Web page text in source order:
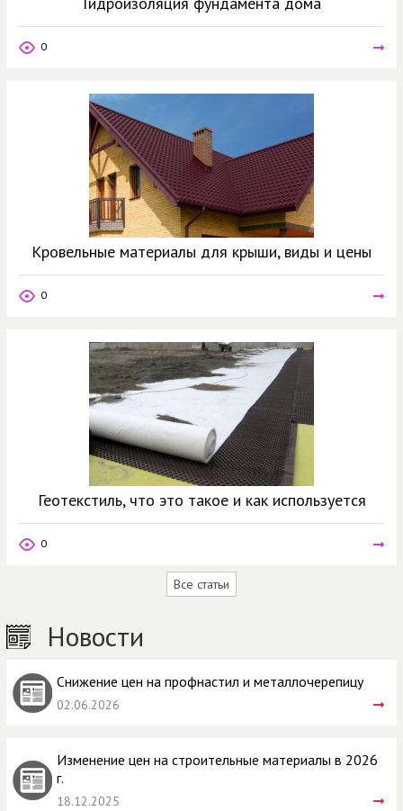
0
Кровельные материалы для крыши, виды и цены
0
Геотекстиль, что это такое и как используется
0
Все статьи
Новости
Снижение цен на профнастил и металлочерепицу
02.06.2026
Изменение цен на строительные материалы в 2026
г.
18.12.2025